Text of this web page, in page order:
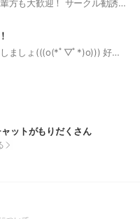
近大一年生全員参加希望！先輩方も大歓迎！ サークル勧誘や履修登録のコツ、一人暮らしの仕方などたくさんのアドバイス提供のためご参加お待ちしております！ 学部別トークルームも有り！ ここでしか聞けないお得情報も！？ みんなで色々な情報を共有し合おう！ #春から近大 #近大#就活
初心者たちで集まって服相談しましょ(((o(*ﾟ▽ﾟ*)o))) 好きな系統やファッションアイコンの話、購入品のレビューもどうぞ！もちろん初心者じゃない方も大歓迎です！ぜひ色々教えてください！ 入退会自由 ※SNSのアカウント、顔出しなど個人情報の投稿はNGです #コーデ #着回し #似合う服探し #おしゃれ
ットがもりだくさん